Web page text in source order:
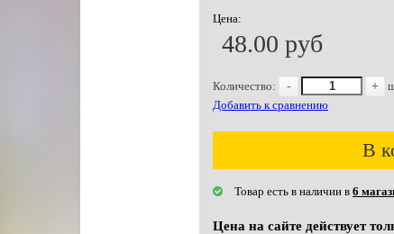
Цена:
48.00 руб
Количество: - +
Добавить к сравнению
В
Товар есть в наличии в 6
Цена на сайте действует